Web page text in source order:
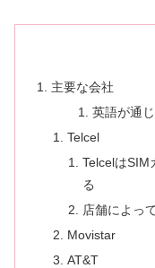
主要な会社
英語が通
Telcel
TelcelはSIM
る
店舗によっ
Movistar
AT&T